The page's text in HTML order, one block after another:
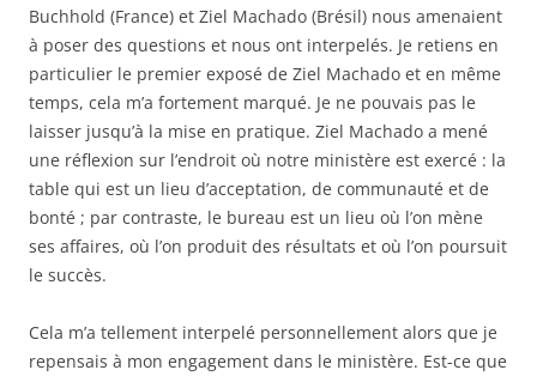
Buchhold (France) et Ziel Machado (Brésil) nous amenaient
à poser des questions et nous ont interpelés. Je retiens en
particulier le premier exposé de Ziel Machado et en même
temps, cela m’a fortement marqué. Je ne pouvais pas le
laisser jusqu’à la mise en pratique. Ziel Machado a mené
une réflexion sur l’endroit où notre ministère est exercé : la
table qui est un lieu d’acceptation, de communauté et de
bonté ; par contraste, le bureau est un lieu où l’on mène
ses affaires, où l’on produit des résultats et où l’on poursuit
le succès.
Cela m’a tellement interpelé personnellement alors que je
repensais à mon engagement dans le ministère. Est-ce que